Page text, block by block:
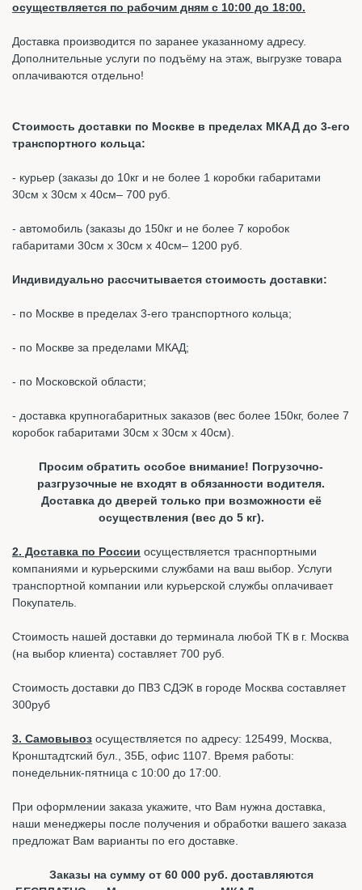
осуществляется по рабочим дням с 10:00 до 18:00.
Доставка производится по заранее указанному адресу.
Дополнительные услуги по подъёму на этаж, выгрузке товара
оплачиваются отдельно!
Стоимость доставки по Москве в пределах МКАД до 3-его
транспортного кольца:
- курьер (заказы до 10кг и не более 1 коробки габаритами
30см х 30см х 40см– 700 руб.
- автомобиль (заказы до 150кг и не более 7 коробок
габаритами 30см х 30см х 40см– 1200 руб.
Индивидуально рассчитывается стоимость доставки:
- по Москве в пределах 3-его транспортного кольца;
- по Москве за пределами МКАД;
- по Московской области;
- доставка крупногабаритных заказов (вес более 150кг, более 7
коробок габаритами 30см х 30см х 40см).
Просим обратить особое внимание! Погрузочно-
разгрузочные не входят в обязанности водителя.
Доставка до дверей только при возможности её
осуществления (вес до 5 кг).
2. Доставка по России осуществляется траснпортными
компаниями и курьерскими службами на ваш выбор. Услуги
транспортной компании или курьерской службы оплачивает
Покупатель.
Стоимость нашей доставки до терминала любой ТК в г. Москва
(на выбор клиента) составляет 700 руб.
Стоимость доставки до ПВЗ СДЭК в городе Москва составляет
300руб
3. Самовывоз осуществляется по адресу: 125499, Москва,
Кронштадтский бул., 35Б, офис 1107. Время работы:
понедельник-пятница с 10:00 до 17:00.
При оформлении заказа укажите, что Вам нужна доставка,
наши менеджеры после получения и обработки вашего заказа
предложат Вам варианты по его доставке.
Заказы на сумму от 60 000 руб. доставляются